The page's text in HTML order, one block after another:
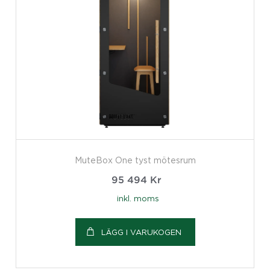
MuteBox One tyst mötesrum
95 494 Kr
inkl. moms
LÄGG I VARUKOGEN